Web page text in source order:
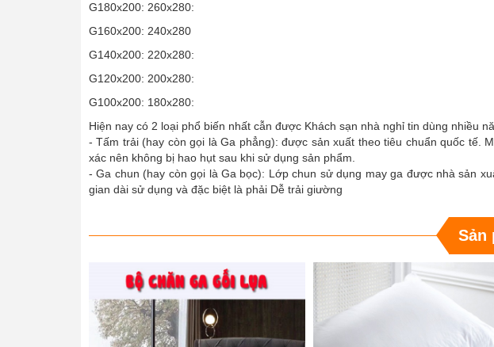
G180x200: 260x280:
G160x200: 240x280
G140x200: 220x280:
G120x200: 200x280:
G100x200: 180x280:
Hiện nay có 2 loại phổ biến nhất cẫn được Khách sạn nhà nghỉ tin dùng nhiều
- Tấm trải (hay còn gọi là Ga phẳng): được sản xuất theo tiêu chuẩn quốc tế.
xác nên không bị hao hụt sau khi sử dụng sản phẩm.
- Ga chun (hay còn gọi là Ga bọc): Lớp chun sử dụng may ga được nhà sản
gian dài sử dụng và đặc biệt là phải Dễ trải giường
Sản